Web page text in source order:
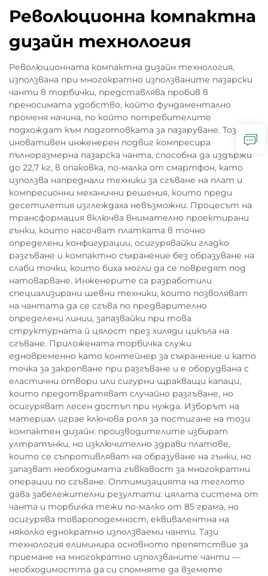
Революционна компактна
дизайн технология
Революционната компактна дизайн технология,
използвана при многократно използваните пазарски
чанти в торбички, представлява пробив в
преносимата удобство, който фундаментално
променя начина, по който потребителите
подхождат към подготовката за пазаруване. Този
иновативен инженерен подвиг компресира
пълноразмерна пазарска чанта, способна да издържи
до 22,7 кг, в опаковка, по-малка от смартфон, като
използва напреднали техники за сгъване на плат и
компресионни механични решения, които преди
десетилетия изглеждаха невъзможни. Процесът на
трансформация включва внимателно проектирани
гънки, които насочват платката в точно
определени конфигурации, осигурявайки гладко
разгъване и компактно съхранение без образуване на
слаби точки, които биха могли да се повредят под
натоварване. Инженерите са разработили
специализирани шевни техники, които позволяват
на чантата да се сгъва по предварително
определени линии, запазвайки при това
структурната й цялост през хиляди цикъла на
сгъване. Приложената торбичка служи
едновременно като контейнер за съхранение и като
точка за закрепване при разгъване и е оборудвана с
еластични отвори или сигурни щракващи капаци,
които предотвратяват случайно разгъване, но
осигуряват лесен достъп при нужда. Изборът на
материал играе ключова роля за постигане на този
компактен дизайн: производителите избират
ултратънки, но изключително здрави платове,
които се съпротивляват на образуване на гънки, но
запазват необходимата гъвкавост за многократни
операции по сгъване. Оптимизацията на теглото
дава забележителни резултати: цялата система от
чанта и торбичка тежи по-малко от 85 грама, но
осигурява товароподемност, еквивалентна на
няколко еднократно използваеми чанти. Тази
технология елиминира основното препятствие за
приемане на многократно използваните чанти —
необходимостта да си спомняте да вземете